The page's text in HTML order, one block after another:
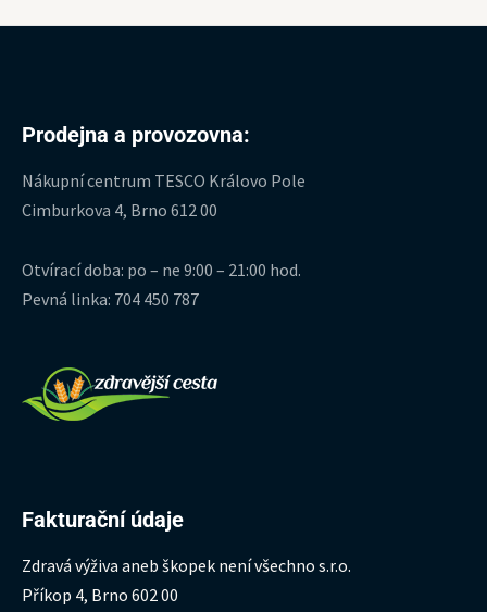
Prodejna a provozovna:
Nákupní centrum TESCO Královo Pole
Cimburkova 4, Brno 612 00
Otvírací doba: po – ne 9:00 – 21:00 hod.
Pevná linka: 704 450 787
Fakturační údaje
Zdravá výživa aneb škopek není všechno s.r.o.
Příkop 4, Brno 602 00